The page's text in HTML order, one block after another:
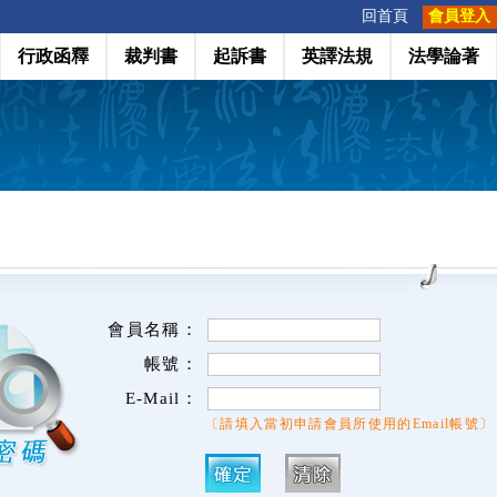
回首頁 會員登入
行政函釋 裁判書 起訴書 英譯法規 法學論著
會員名稱：
帳號：
E-Mail：
〔請填入當初申請會員所使用的Email帳號〕